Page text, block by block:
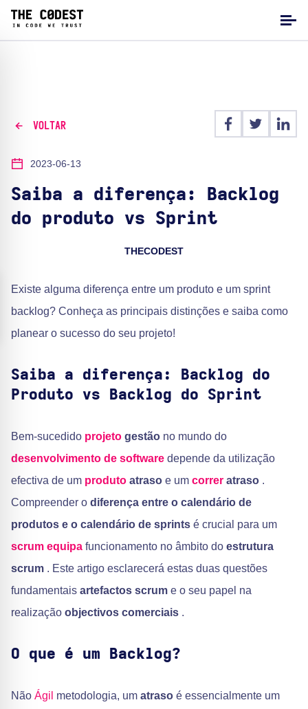
VOLTAR
2023-06-13
Saiba a diferença: Backlog
do produto vs Sprint
THECODEST
Existe alguma diferença entre um produto e um sprint
backlog? Conheça as principais distinções e saiba como
planear o sucesso do seu projeto!
Saiba a diferença: Backlog do
Produto vs Backlog do Sprint
Bem-sucedido projeto gestão no mundo do
desenvolvimento de software depende da utilização
efectiva de um produto atraso e um correr atraso .
Compreender o diferença entre o calendário de
produtos e o calendário de sprints é crucial para um
scrum equipa funcionamento no âmbito do estrutura
scrum . Este artigo esclarecerá estas duas questões
fundamentais artefactos scrum e o seu papel na
realização objectivos comerciais .
O que é um Backlog?
Não Ágil metodologia, um atraso é essencialmente um